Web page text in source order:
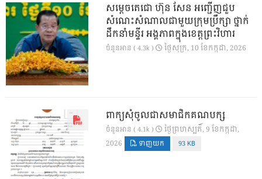
សម្តេចតេជោ ហ៊ុន សែន អញ្ជើញជួប
សំណេះសំណាលជាមួយក្រុមប្រឹក្សា ថ្នាក់
ដឹកនាំមន្ទីរ អង្គភាពក្នុងខេត្តព្រះវិហារ
ចំនួនអាន ( 4.3k ) ថ្ងៃ​សុក្រ, 10 ខែ​កក្កដា, 2026
ពាក្យសុំចូលជាសមាជិកគណបក្ស
ចំនួនអាន ( 4.1k )
ថ្ងៃ​ព្រហស្បតិ៍, 9 ខែ​កក្កដា,
2026
ទាញយក 93 KB